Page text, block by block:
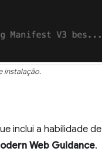
instalação.
inclui a habilidade de
Web Guidance.